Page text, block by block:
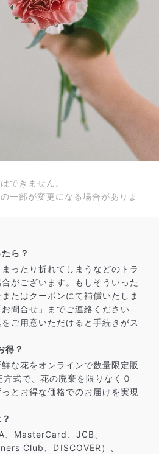
できません。
一部が変更になる場合がありま
ら？
ったり折れてしまうなどのトラ
がございます。もしそういった
たはクーポンにて補償いたしま
問合せ」までご連絡ください
ご用意いただけると手続きがス
得？
な花をオンラインで数量限定販
式で、花の廃棄を限りなく０
とお得な価格でのお届けを実現
、MasterCard、JCB、
Club、DISCOVER）、